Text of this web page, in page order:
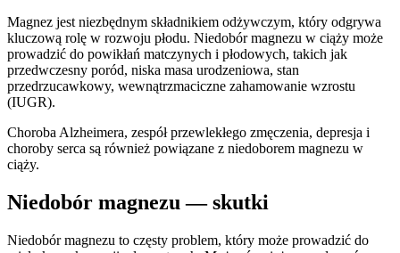
Magnez jest niezbędnym składnikiem odżywczym, który odgrywa
kluczową rolę w rozwoju płodu. Niedobór magnezu w ciąży może
prowadzić do powikłań matczynych i płodowych, takich jak
przedwczesny poród, niska masa urodzeniowa, stan
przedrzucawkowy, wewnątrzmaciczne zahamowanie wzrostu
(IUGR).
Choroba Alzheimera, zespół przewlekłego zmęczenia, depresja i
choroby serca są również powiązane z niedoborem magnezu w
ciąży.
Niedobór magnezu — skutki
Niedobór magnezu to częsty problem, który może prowadzić do